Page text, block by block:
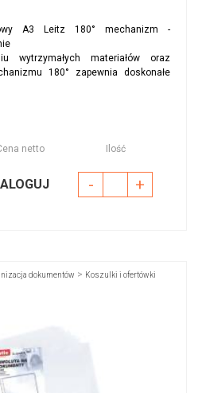
A3 Leitz 180° mechanizm -
wytrzymałych materiałów oraz
180° zapewnia doskonałe
netto Ilość
- +
dokumentów > Koszulki i ofertówki